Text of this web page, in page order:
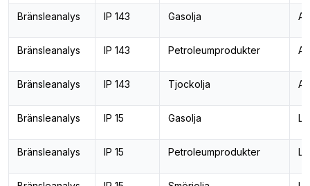
Bränsleanalys IP 143 Gasolja
Bränsleanalys IP 143 Petroleumprodukter
Bränsleanalys IP 143 Tjockolja
Bränsleanalys IP 15 Gasolja
Bränsleanalys IP 15 Petroleumprodukter